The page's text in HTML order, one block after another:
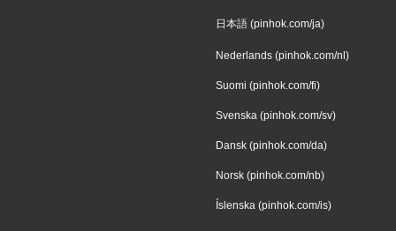
日本語 (pinhok.com/ja)
Nederlands (pinhok.com/nl)
Suomi (pinhok.com/fi)
Svenska (pinhok.com/sv)
Dansk (pinhok.com/da)
Norsk (pinhok.com/nb)
Íslenska (pinhok.com/is)